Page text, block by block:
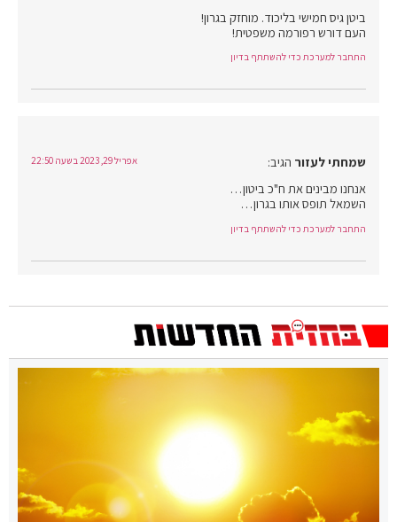
ביטן גיס חמישי בליכוד. מוחזק בגרון!
העם דורש רפורמה משפטית!
התחבר למערכת כדי להשתתף בדיון
שמחתי לעזור הגיב: אפריל 29, 2023 בשעה 22:50
אנחנו מבינים את ח"כ ביטון…
השמאל תופס אותו בגרון…
התחבר למערכת כדי להשתתף בדיון